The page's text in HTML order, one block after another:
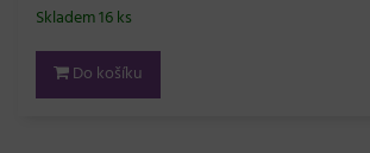
Skladem 16 ks
Do košíku